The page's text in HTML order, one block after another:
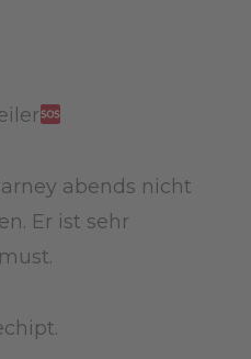
abends nicht
Er ist sehr